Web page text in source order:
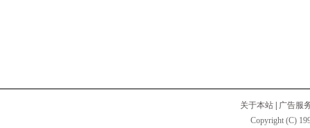
关于本站
广告服
Copyright (C)